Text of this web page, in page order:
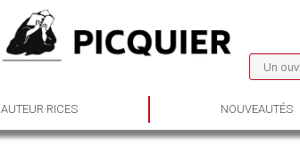
AUTEUR·RICES NOUVEAUTÉS